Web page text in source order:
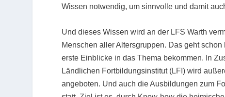
Wissen notwendig, um sinnvolle und damit
Und dieses Wissen wird an der LFS Warth
Menschen aller Altersgruppen. Das geht
erste Einblicke in das Thema bekommen. In
Ländlichen Fortbildungsinstitut (LFI) wird
angeboten. Und auch die Ausbildungen zum